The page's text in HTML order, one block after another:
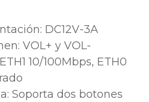
DC12V-3A
VOL+ y VOL-
10/100Mbps, ETH0
Soporta dos botones